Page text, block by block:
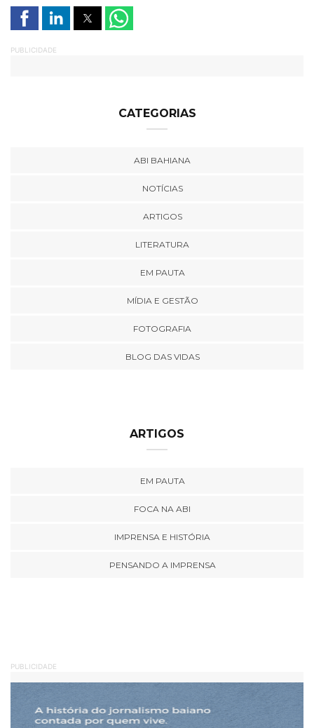
PUBLICIDADE
CATEGORIAS
ABI BAHIANA
NOTÍCIAS
ARTIGOS
LITERATURA
EM PAUTA
MÍDIA E GESTÃO
FOTOGRAFIA
BLOG DAS VIDAS
ARTIGOS
EM PAUTA
FOCA NA ABI
IMPRENSA E HISTÓRIA
PENSANDO A IMPRENSA
PUBLICIDADE